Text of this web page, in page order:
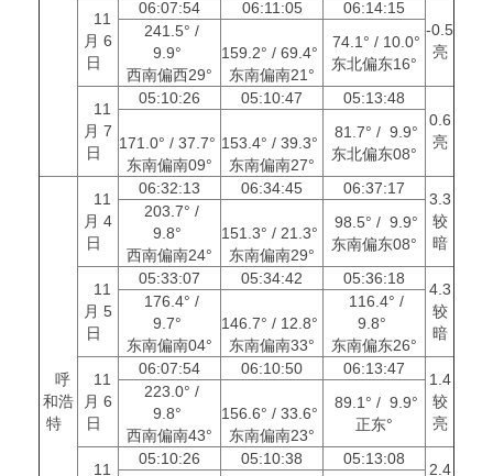
11
月 6
日
06:07:54 06:11:05
06:14:15
-0.5
亮
241.5° /
9.9°
西南偏西29°
159.2° / 69.4°
东南偏南21°
74.1° / 10.0°
东北偏东16°
11
月 7
日
05:10:26 05:10:47
05:13:48
0.6
亮
171.0° / 37.7°
东南偏南09°
153.4° / 39.3°
东南偏南27°
81.7° / 9.9°
东北偏东08°
呼
和浩
特
11
月 4
日
06:32:13 06:34:45 06:37:17
3.3
较
暗
203.7° /
9.8°
西南偏南24°
151.3° / 21.3°
东南偏南29°
98.5° / 9.9°
东南偏东08°
11
月 5
日
05:33:07 05:34:42 05:36:18
4.3
较
暗
176.4° /
9.7°
东南偏南04°
146.7° / 12.8°
东南偏南33°
116.4° /
9.8°
东南偏东26°
11
月 6
日
06:07:54 06:10:50 06:13:47
1.4
较
亮
223.0° /
9.8°
西南偏南43°
156.6° / 33.6°
东南偏南23°
89.1° / 9.9°
正东°
11
05:10:26 05:10:38 05:13:08
2.4